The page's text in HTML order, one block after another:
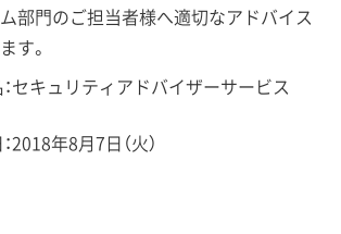
部門のご担当者様へ適切なアドバイス
す。
セキュリティアドバイザーサービス
年8月7日（火）